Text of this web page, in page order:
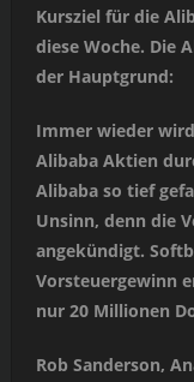
Kursziel für die
diese Woche. Die
der Hauptgrund:
Immer wieder
Alibaba Aktien
Alibaba so tief
Unsinn, denn die
angekündigt.
Vorsteuergewinn
nur 20 Millionen
Rob Sanderson,